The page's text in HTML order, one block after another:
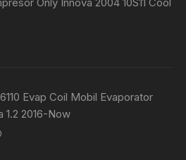
Evap Coil Mobil Evaporator
1.2 2016-Now